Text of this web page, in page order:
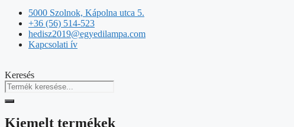
5000 Szolnok, Kápolna utca 5.
+36 (56) 514-523
hedisz2019@egyedilampa.com
Kapcsolati ív
Keresés
Kiemelt termékek